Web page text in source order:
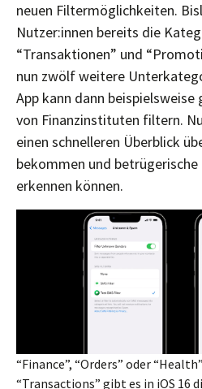
neuen Filtermöglichkeiten.
Nutzer:innen bereits die
“Transaktionen” und
nun zwölf weitere
App kann dann
von Finanzinstituten filtern.
einen schnelleren Überblick
bekommen und
erkennen können.
“Finance”, “Orders” oder
“Transactions” gibt es in iOS 16